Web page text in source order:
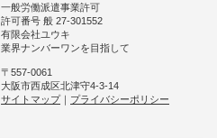
一般労働派遣事業許可
許可番号 般 27-301552
有限会社ユウキ
業界ナンバーワンを目指して
〒557-0061
大阪市西成区北津守4-3-14
サイトマップ
プライバシーポリシー